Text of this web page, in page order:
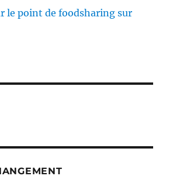
le point de foodsharing sur